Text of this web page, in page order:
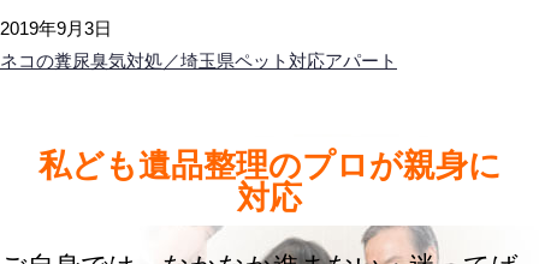
2019年9月3日
ネコの糞尿臭気対処／埼玉県ペット対応アパート
私ども遺品整理のプロが親身に
対応